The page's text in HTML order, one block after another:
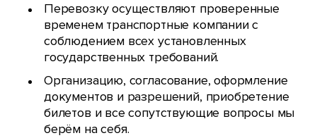
Перевозку осуществляют проверенные
временем транспортные компании с
соблюдением всех установленных
государственных требований.
Организацию, согласование, оформление
документов и разрешений, приобретение
билетов и все сопутствующие вопросы мы
берём на себя.